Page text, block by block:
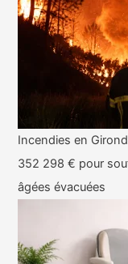
Incendies en
352 298 € pour
âgées évacuées